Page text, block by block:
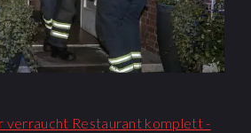
verraucht Restaurant komplett -